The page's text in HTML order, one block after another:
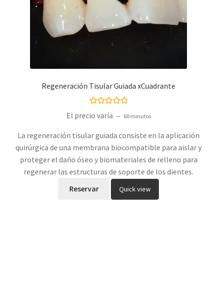
Regeneración Tisular Guiada xCuadrante
El precio varía 60 minutos
La regeneración tisular guiada consiste en la aplicación
quirúrgica de una membrana biocompatible para aislar y
proteger el daño óseo y biomateriales de relleno para
regenerar las estructuras de soporte de los dientes.
Reservar
Quick view